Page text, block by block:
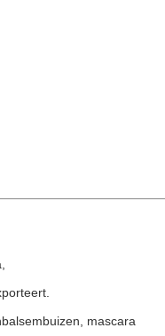
mascara